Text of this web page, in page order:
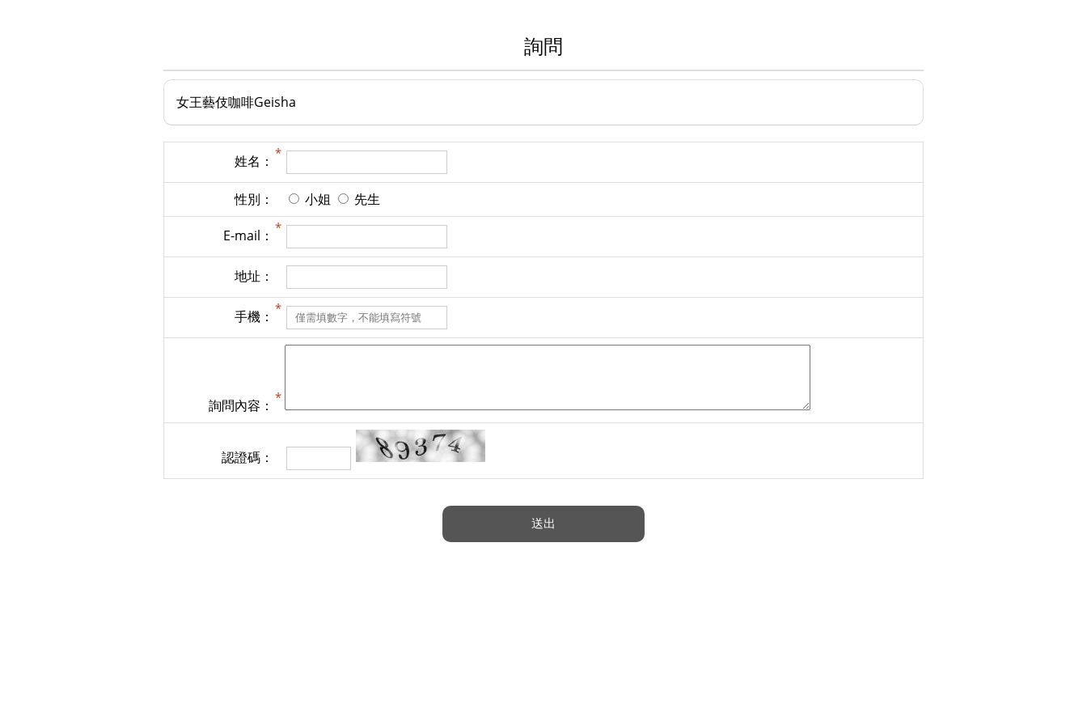
詢問
女王藝伎咖啡Geisha
姓名：
性別： 小姐 先生
E-mail：
地址：
手機：
詢問內容：
認證碼：